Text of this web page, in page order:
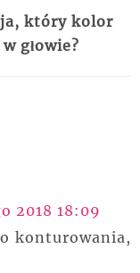
który kolor
głowie?
2018 18:09
konturowania,